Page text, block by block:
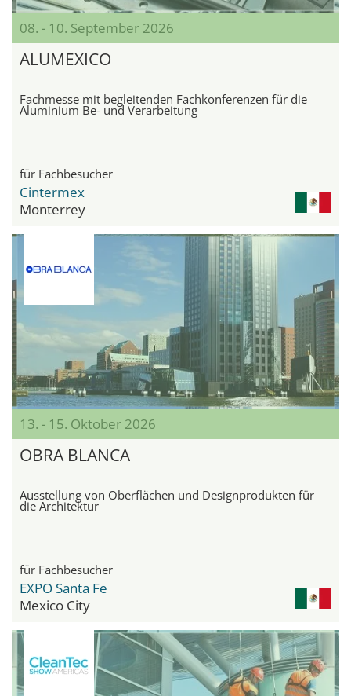
08. - 10. September 2026
ALUMEXICO
Fachmesse mit begleitenden Fachkonferenzen für die
Aluminium Be- und Verarbeitung
für Fachbesucher
Cintermex
Monterrey
13. - 15. Oktober 2026
OBRA BLANCA
Ausstellung von Oberflächen und Designprodukten für
die Architektur
für Fachbesucher
EXPO Santa Fe
Mexico City